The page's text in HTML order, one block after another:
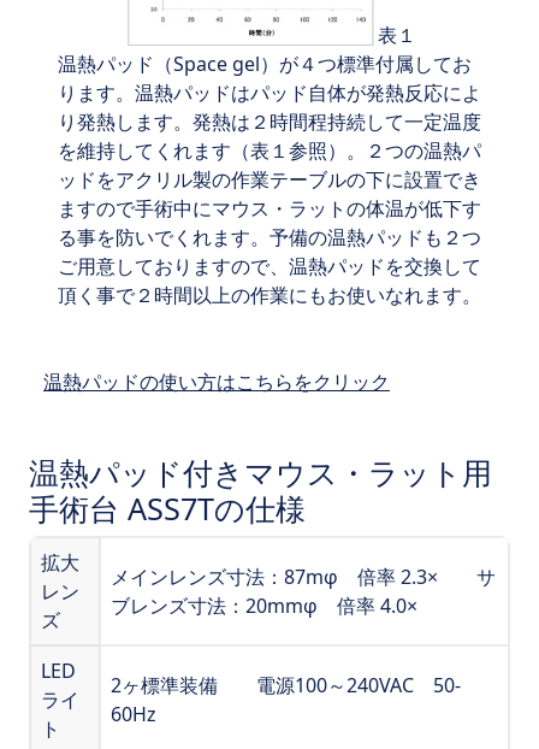
表１
温熱パッド（Space gel）が４つ標準付属してお
ります。温熱パッドはパッド自体が発熱反応によ
り発熱します。発熱は２時間程持続して一定温度
を維持してくれます（表１参照）。２つの温熱パ
ッドをアクリル製の作業テーブルの下に設置でき
ますので手術中にマウス・ラットの体温が低下す
る事を防いでくれます。予備の温熱パッドも２つ
ご用意しておりますので、温熱パッドを交換して
頂く事で２時間以上の作業にもお使いなれます。
温熱パッドの使い方はこちらをクリック
温熱パッド付きマウス・ラット用
手術台 ASS7Tの仕様
拡大
レン
ズ
メインレンズ寸法：87mφ 倍率 2.3× サ
ブレンズ寸法：20mmφ 倍率 4.0×
LED
ライ
ト
2ヶ標準装備 電源100～240VAC 50-
60Hz